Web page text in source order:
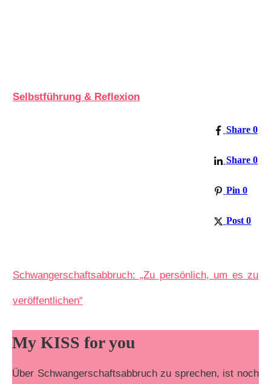
Selbstführung & Reflexion
Share 0
Share 0
Pin 0
Post 0
Schwangerschaftsabbruch: „Zu persönlich, um es zu
veröffentlichen“
My KISS for you
Über Schwangerschaftsabbruch zu sprechen, ist noch